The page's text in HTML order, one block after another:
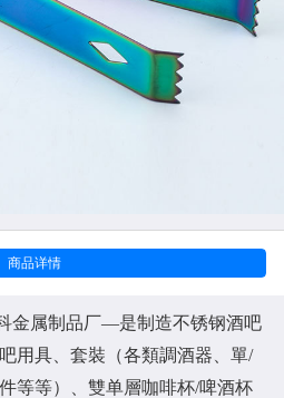
商品详情
金属制品厂—是制造不锈钢酒吧
用具、套裝（各類調酒器、單/
等等）、雙单層咖啡杯/啤酒杯